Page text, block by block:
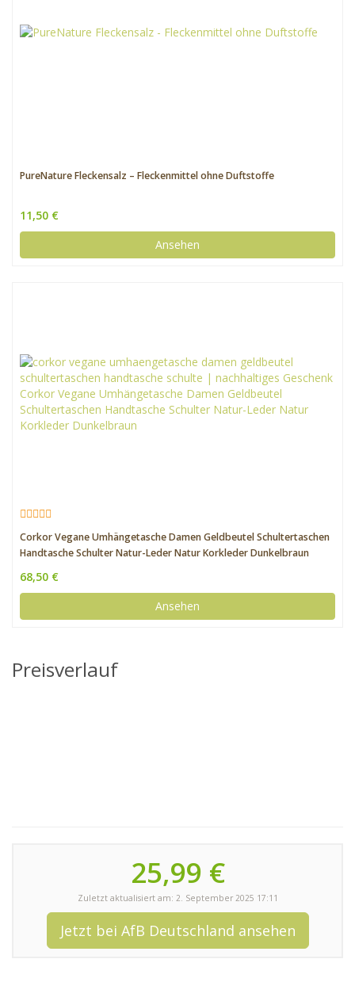
PureNature Fleckensalz – Fleckenmittel ohne Duftstoffe
11,50 €
Ansehen
Corkor Vegane Umhängetasche Damen Geldbeutel Schultertaschen
Handtasche Schulter Natur-Leder Natur Korkleder Dunkelbraun
68,50 €
Ansehen
Preisverlauf
25,99 €
Zuletzt aktualisiert am: 2. September 2025 17:11
Jetzt bei AfB Deutschland ansehen